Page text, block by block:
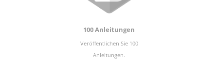
100 Anleitungen
Veröffentlichen Sie 100
Anleitungen.